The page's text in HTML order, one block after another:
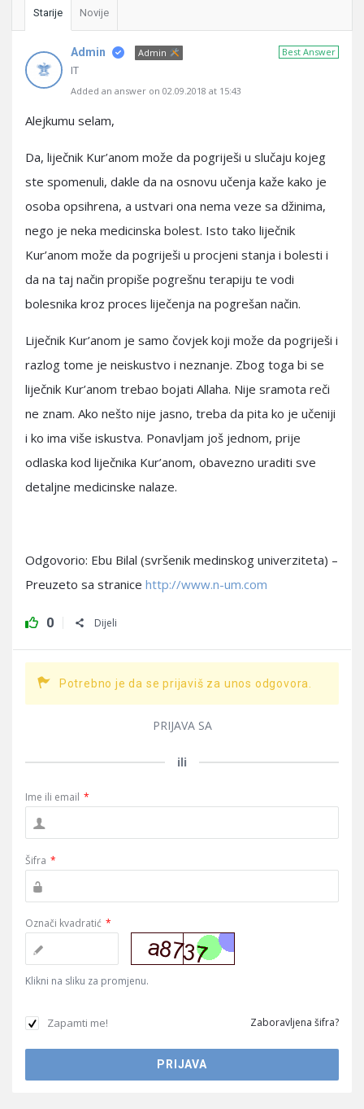
Starije Novije
Best Answer
Admin Admin
IT
Added an answer on 02.09.2018 at 15:43
Alejkumu selam,
Da, liječnik Kur’anom može da pogriješi u slučaju kojeg
ste spomenuli, dakle da na osnovu učenja kaže kako je
osoba opsihrena, a ustvari ona nema veze sa džinima,
nego je neka medicinska bolest. Isto tako liječnik
Kur’anom može da pogriješi u procjeni stanja i bolesti i
da na taj način propiše pogrešnu terapiju te vodi
bolesnika kroz proces liječenja na pogrešan način.
Liječnik Kur’anom je samo čovjek koji može da pogriješi i
razlog tome je neiskustvo i neznanje. Zbog toga bi se
liječnik Kur’anom trebao bojati Allaha. Nije sramota reči
ne znam. Ako nešto nije jasno, treba da pita ko je učeniji
i ko ima više iskustva. Ponavljam još jednom, prije
odlaska kod liječnika Kur’anom, obavezno uraditi sve
detaljne medicinske nalaze.
Odgovorio: Ebu Bilal (svršenik medinskog univerziteta) –
Preuzeto sa stranice http://www.n-um.com
0 Dijeli
Potrebno je da se prijaviš za unos odgovora.
PRIJAVA SA
ili
Ime ili email *
Šifra *
Označi kvadratić *
Klikni na sliku za promjenu.
Zapamti me! Zaboravljena šifra?